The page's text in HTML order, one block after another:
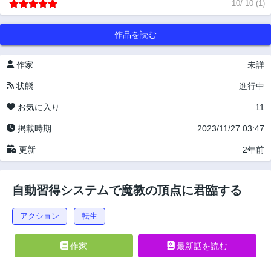
10/ 10 (1)
作品を読む
作家 未詳
状態 進行中
お気に入り 11
掲載時期 2023/11/27 03:47
更新 2年前
自動習得システムで魔教の頂点に君臨する
アクション 転生
作家 最新話を読む